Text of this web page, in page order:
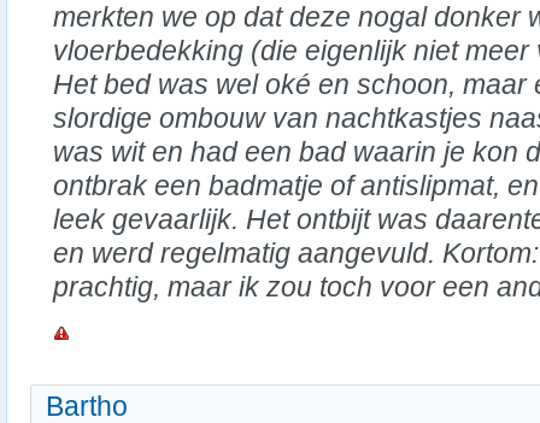
merkten we op dat deze nogal donker
vloerbedekking (die eigenlijk niet meer
Het bed was wel oké en schoon, maar
slordige ombouw van nachtkastjes
was wit en had een bad waarin je kon
ontbrak een badmatje of antislipmat,
leek gevaarlijk. Het ontbijt was
en werd regelmatig aangevuld.
prachtig, maar ik zou toch voor een
Bartho